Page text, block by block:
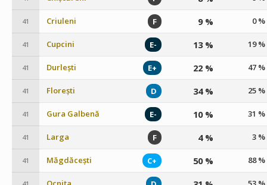
41 Criuleni F 9 % 0 %
41 Cupcini E- 13 % 19 %
41 Durlești E+ 22 % 47 %
41 Florești D 34 % 25 %
41 Gura Galbenă E- 10 % 31 %
41 Larga F 4 % 3 %
41 Măgdăcești C+ 50 % 88 %